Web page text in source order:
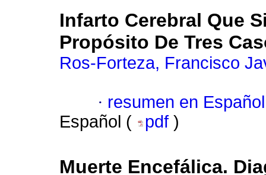
Infarto Cerebral Que
Propósito De Tres
Ros-Forteza, Francisco
· resumen en Español
Español (
pdf )
Muerte Encefálica.